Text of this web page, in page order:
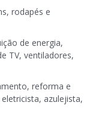
rodapés e
de energia,
TV, ventiladores,
reforma e
azulejista,